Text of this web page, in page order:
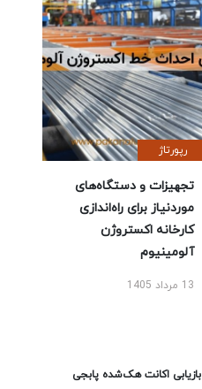
رپورتاژ
تجهیزات و دستگاه‌های
موردنیاز برای راه‌اندازی
کارخانه اکستروژن
آلومینیوم
13 مرداد 1405
بازیابی اکانت هک‌شده پابجی